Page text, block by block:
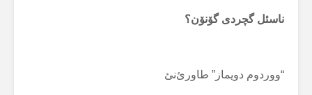
ناسئل گچردی گۆنۆن؟
“ووردوم دویماز” طاورئ‌نئ